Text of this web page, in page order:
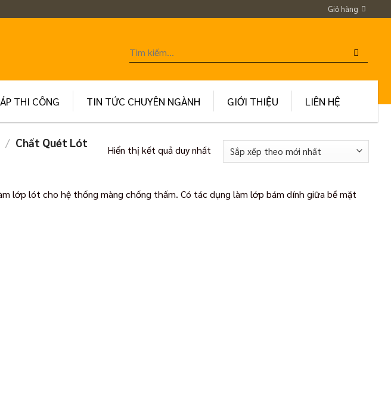
Giỏ hàng
Tìm
kiếm:
THI CÔNG TIN TỨC CHUYÊN NGÀNH GIỚI THIỆU LIÊN HỆ
/ Chất Quét Lót
Hiển thị kết quả duy nhất
lớp lót cho hệ thống màng chống thấm. Có tác dụng làm lớp bám dính giữa bề mặt